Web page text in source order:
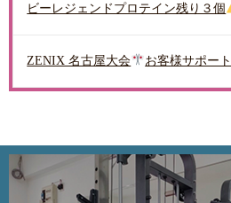
ビーレジェンドプロテイン残り３個
ZENIX 名古屋大会 お客様サポート